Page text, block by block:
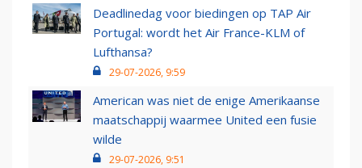
Deadlinedag voor biedingen op TAP Air
Portugal: wordt het Air France-KLM of
Lufthansa?
29-07-2026, 9:59
American was niet de enige Amerikaanse
maatschappij waarmee United een fusie
wilde
29-07-2026, 9:51